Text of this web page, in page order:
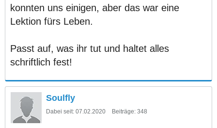
konnten uns einigen, aber das war eine
Lektion fürs Leben.
Passt auf, was ihr tut und haltet alles
schriftlich fest!
Soulfly
Dabei seit: 07.02.2020 Beiträge: 348